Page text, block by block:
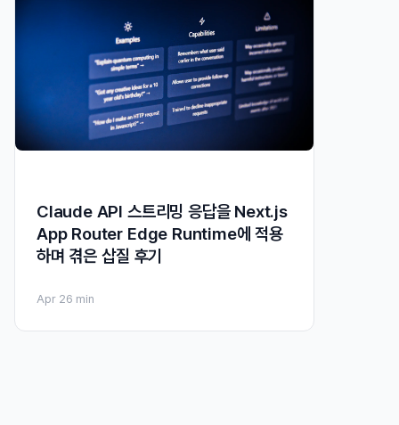
Claude API 스트리밍 응답을 Next.js
App Router Edge Runtime에 적용
하며 겪은 삽질 후기
Apr 26 min